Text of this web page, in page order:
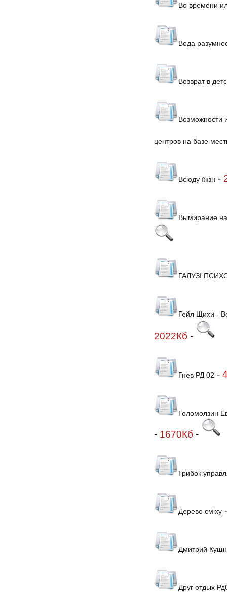
Во времени
Вода
Возврат в
Возможности
центров на базе
Всюду їжзн -
Вымирание
ГАЛУЗІ
Гейл Щихи -
2022Кб -
Гнев РД 02 -
Голомолзин
- 1670Кб -
Грибок
Дерево сміху
Дмитрий
Друг отдых